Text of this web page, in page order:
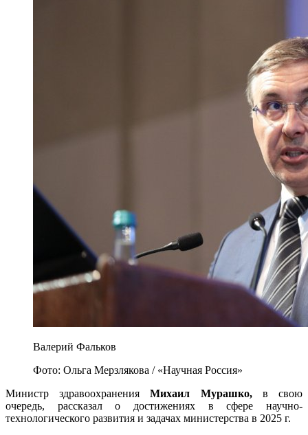
Валерий Фальков
Фото: Ольга Мерзлякова / «Научная Россия»
Министр здравоохраненияМихаил Мурашко,в свою
очередь, рассказал о достижениях в сфере научно-
технологического развития и задачах министерства в 2025 г.